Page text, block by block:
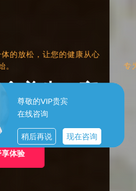
尊敬的VIP贵宾
在线咨询
稍后再说 现在咨询
养生会所，让您在享受桑拿的同
体验养生的艺术。
邺男士桑拿
男士的优雅选择